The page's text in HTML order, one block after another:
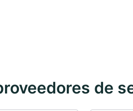
de